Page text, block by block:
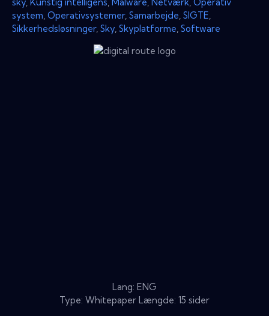
system Operativsystemer, Samarbejde SIGTE
Sikkerhedsløsninger, Sky Skyplatforme Software
Lang: ENG
Type: Whitepaper Længde: 15 sider